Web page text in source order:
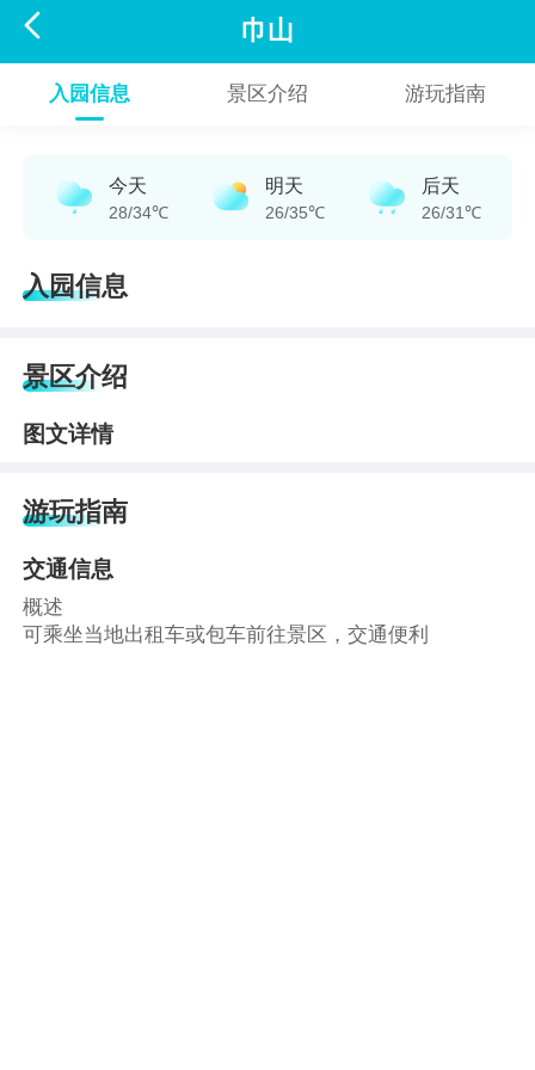
 巾山
入园信息 景区介绍 游玩指南
今天
28/34℃
明天
26/35℃
后天
26/31℃
入园信息
景区介绍
图文详情
游玩指南
交通信息
概述
可乘坐当地出租车或包车前往景区，交通便利